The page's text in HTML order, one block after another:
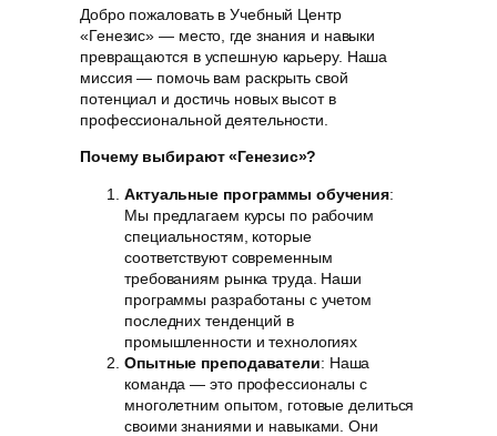
Добро пожаловать в Учебный Центр
«Генезис» — место, где знания и навыки
превращаются в успешную карьеру. Наша
миссия — помочь вам раскрыть свой
потенциал и достичь новых высот в
профессиональной деятельности.
Почему выбирают «Генезис»?
Актуальные программы обучения:
Мы предлагаем курсы по рабочим
специальностям, которые
соответствуют современным
требованиям рынка труда. Наши
программы разработаны с учетом
последних тенденций в
промышленности и технологиях
Опытные преподаватели: Наша
команда — это профессионалы с
многолетним опытом, готовые делиться
своими знаниями и навыками. Они